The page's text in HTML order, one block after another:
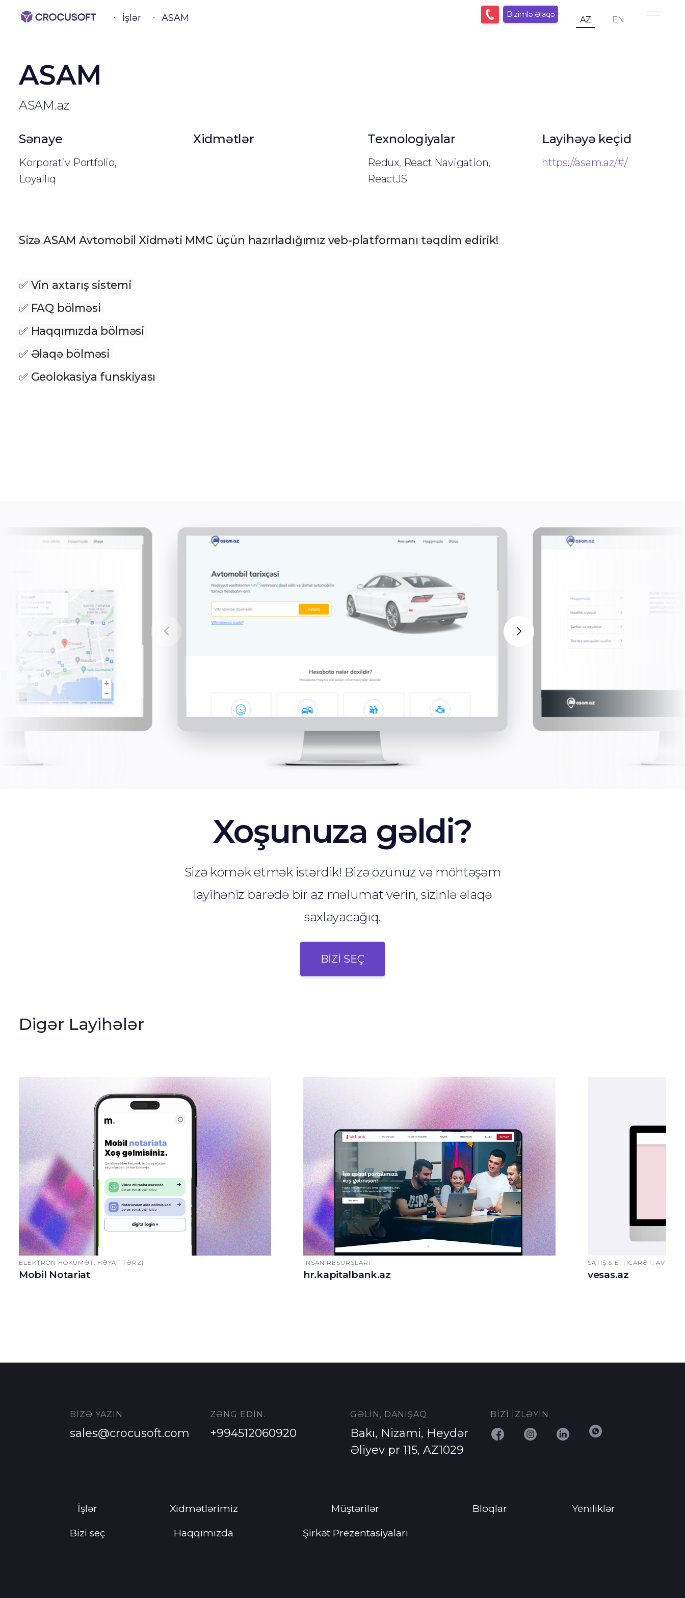
İşlər ASAM Bizimlə Əlaqə
AZ EN
ASAM
ASAM.az
Sənaye
Korporativ Portfolio,
Loyallıq
Xidmətlər Texnologiyalar
Redux, React Navigation,
ReactJS
Layihəyə keçid
https://asam.az/#/
Sizə ASAM Avtomobil Xidməti MMC üçün hazırladığımız veb-platformanı təqdim edirik!
✅ Vin axtarış sistemi
✅ FAQ bölməsi
✅ Haqqımızda bölməsi
✅ Əlaqə bölməsi
✅ Geolokasiya funskiyası
Xoşunuza gəldi?
Sizə kömək etmək istərdik! Bizə özünüz və möhtəşəm
layihəniz barədə bir az məlumat verin, sizinlə əlaqə
saxlayacağıq.
BİZİ SEÇ
Digər Layihələr
ELEKTRON HÖKÜMƏT, HƏYAT TƏRZI
Mobil Notariat
İNSAN RESURSLARI
hr.kapitalbank.az
SATIŞ & E-TICARƏT,
vesas.az
BİZƏ YAZIN
sales@crocusoft.com
ZƏNG EDİN.
+994512060920
GƏLİN, DANIŞAQ
Bakı, Nizami, Heydər
Əliyev pr 115, AZ1029
BİZİ İZLƏYİN
İşlər Xidmətlərimiz Müştərilər Bloqlar Yeniliklər
Bizi seç Haqqımızda Şirkət Prezentasiyaları